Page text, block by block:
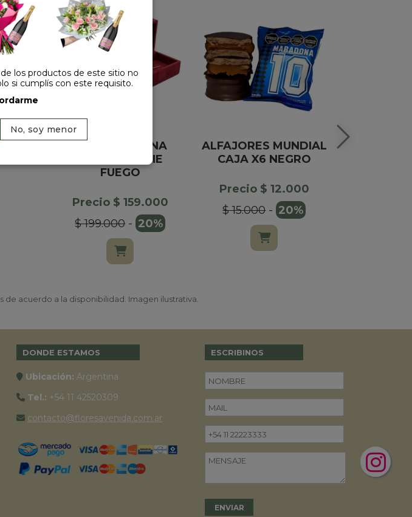
ROSA FORTUNA
CLASICA SERIE
FUEGO
Precio $ 159.000
$ 199.000- 20%
ALFAJORES MUNDIAL
CAJA X6 NEGRO
Precio $ 12.000
$ 15.000- 20%
acuerdo a la disponibilidad. Imagen ilustrativa.
DONDE ESTAMOS
Ubicación: Argentina
Tel.: +54 11 42520309
contacto@floresavenida.com.ar
ESCRIBINOS
los productos de este sitio no
si cumplís con este requisito.